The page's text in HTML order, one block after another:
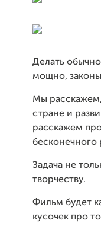
Делать
мощно,
Мы расскажем,
стране и
расскажем
бесконечного
Задача не
творчеству.
Фильм будет
кусочек про